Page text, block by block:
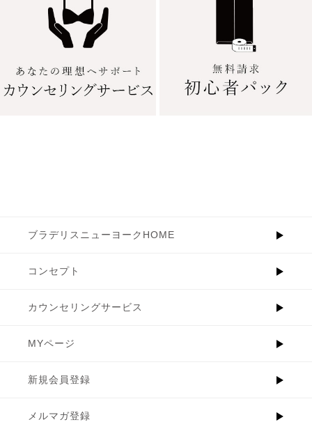
ブラデリスニューヨークHOME
コンセプト
カウンセリングサービス
MYページ
新規会員登録
メルマガ登録